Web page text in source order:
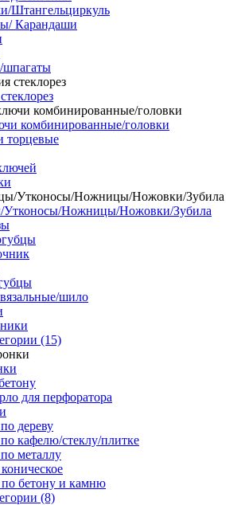
Штангельциркуль
Карандаши
комбинированные/головки
торцевые
Утконосы/Ножницы/Ножовки/Зубила
шило
(15)
для перфоратора
дереву
кафелю/стеклу/плитке
металлу
бетону и камню
(8)